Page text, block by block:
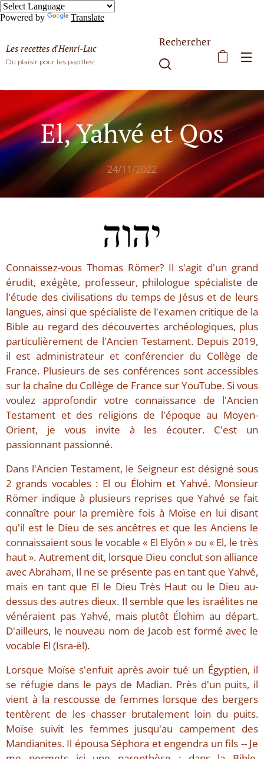
Powered by Translate
Les recettes d'Henri-Luc
Du plaisir pour les papilles!
Rechercher
El, Yahvé et Qos
24/11/2022
Connaissez-vous Thomas Römer? Il s'agit d'un grand
érudit, exégète, professeur, philologue spécialiste de
l'étude des civilisations du temps de Jésus et de leurs
langues, ainsi que spécialiste de l'examen critique de la
Bible au regard des découvertes archéologiques, plus
particulièrement de l'Ancien Testament. Depuis 2019,
il est administrateur et conférencier du Collège de
France. Plusieurs de ses conférences sont accessibles
sur la chaîne du Collège de France sur YouTube. Si vous
voulez approfondir votre connaissance de l'Ancien
Testament et des religions de l'époque au Moyen-
Orient, je vous invite à les écouter. C'est un
passionnant passionné.
Dans l'Ancien Testament, le Seigneur est désigné sous
2 grands vocables : El ou Élohim et Yahvé. Monsieur
Römer indique à plusieurs reprises que Yahvé se fait
connaître pour la première fois à Moïse en lui disant
qu'il est le Dieu de ses ancêtres et que les Anciens le
connaissaient sous le vocable « El Elyôn » ou « El, le très
haut ». Autrement dit, lorsque Dieu conclut son alliance
avec Abraham, Il ne se présente pas en tant que Yahvé,
mais en tant que El le Dieu Très Haut ou le Dieu au-
dessus des autres dieux. Il semble que les israélites ne
vénéraient pas Yahvé, mais plutôt Élohim au départ.
D'ailleurs, le nouveau nom de Jacob est formé avec le
vocable El (Isra-ël).
Lorsque Moïse s'enfuit après avoir tué un Égyptien, il
se réfugie dans le pays de Madian. Près d'un puits, il
vient à la rescousse de femmes lorsque des bergers
tentèrent de les chasser brutalement loin du puits.
Moïse suivit les femmes jusqu'au campement des
Mandianites. Il épousa Séphora et engendra un fils -- Je